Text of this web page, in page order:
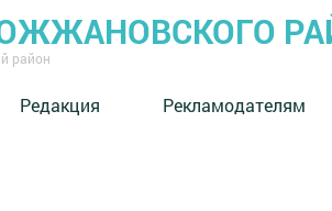
район
Редакция Рекламодателям